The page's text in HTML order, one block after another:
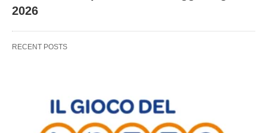
2026
RECENT POSTS